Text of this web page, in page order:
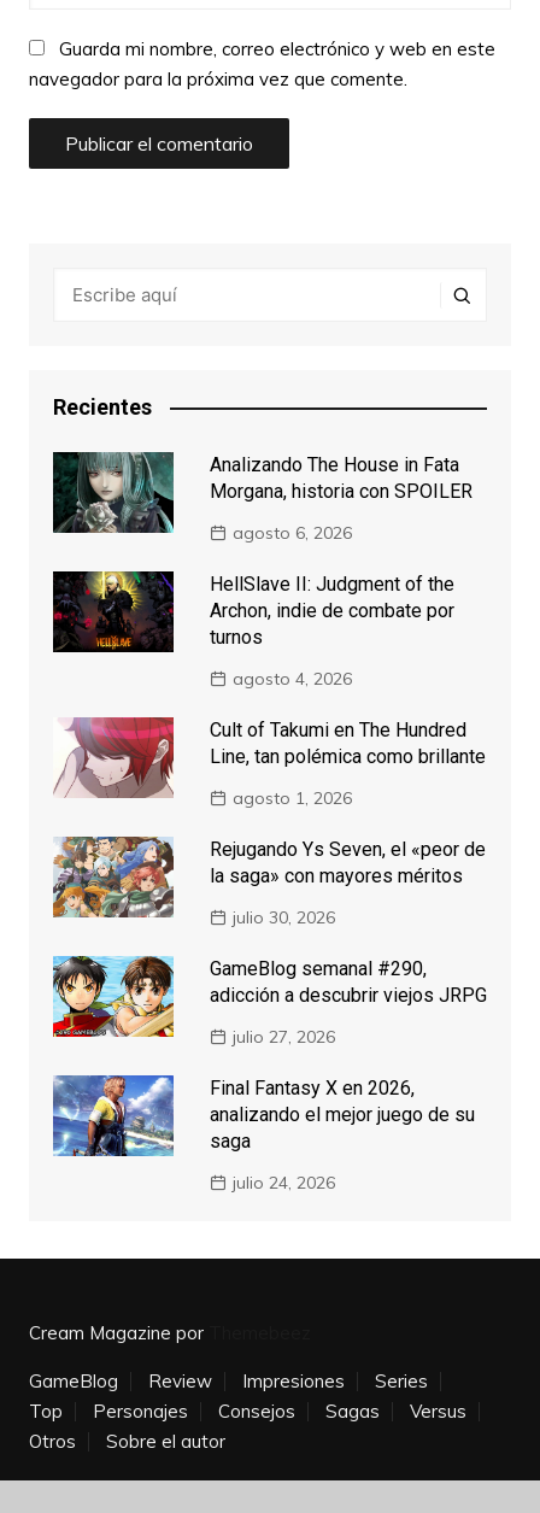
Guarda mi nombre, correo electrónico y web en este
navegador para la próxima vez que comente.
Recientes
Analizando The House in Fata
Morgana, historia con SPOILER
agosto 6, 2026
HellSlave II: Judgment of the
Archon, indie de combate por
turnos
agosto 4, 2026
Cult of Takumi en The Hundred
Line, tan polémica como brillante
agosto 1, 2026
Rejugando Ys Seven, el «peor de
la saga» con mayores méritos
julio 30, 2026
GameBlog semanal #290,
adicción a descubrir viejos JRPG
julio 27, 2026
Final Fantasy X en 2026,
analizando el mejor juego de su
saga
julio 24, 2026
Cream Magazine por
GameBlog Review Impresiones
Series
Top
Personajes Consejos Sagas
Versus
Otros
Sobre el autor